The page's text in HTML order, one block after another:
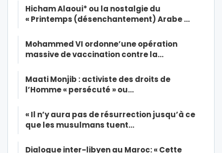
Hicham Alaoui* ou la nostalgie du
« Printemps (désenchantement) Arabe …
Mohammed VI ordonne’une opération
massive de vaccination contre la…
Maati Monjib : activiste des droits de
l’Homme « persécuté » ou…
« Il n’y aura pas de résurrection jusqu’à ce
que les musulmans tuent…
Dialogue inter-libyen au Maroc: « Cette